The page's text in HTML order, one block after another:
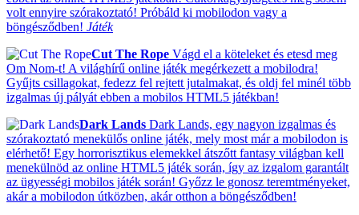
volt ennyire szórakoztató! Próbáld ki mobilodon vagy a
böngésződben! Játék
Cut The Rope Vágd el a köteleket és etesd meg
Om Nom-t! A világhírű online játék megérkezett a mobilodra!
Gyűjts csillagokat, fedezz fel rejtett jutalmakat, és oldj fel minél több
izgalmas új pályát ebben a mobilos HTML5 játékban!
Dark Lands Dark Lands, egy nagyon izgalmas és
szórakoztató menekülős online játék, mely most már a mobilodon is
elérhető! Egy horrorisztikus elemekkel átszőtt fantasy világban kell
menekülnöd az online HTML5 játék során, így az izgalom garantált
az ügyességi mobilos játék során! Győzz le gonosz teremtményeket,
akár a mobilodon útközben, akár otthon a böngésződben!